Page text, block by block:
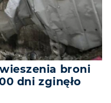
broni
dni zginęło